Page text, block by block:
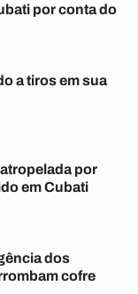
por conta do
a tiros em sua
por
em Cubati
dos
cofre